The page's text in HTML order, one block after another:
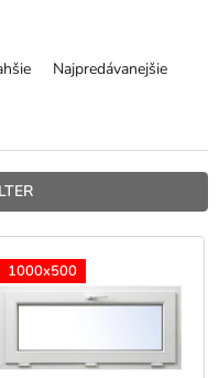
Najpredávanejšie
1000x500